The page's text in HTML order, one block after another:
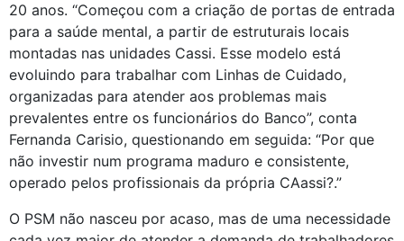
20 anos. “Começou com a criação de portas de entrada
para a saúde mental, a partir de estruturais locais
montadas nas unidades Cassi. Esse modelo está
evoluindo para trabalhar com Linhas de Cuidado,
organizadas para atender aos problemas mais
prevalentes entre os funcionários do Banco”, conta
Fernanda Carisio, questionando em seguida: “Por que
não investir num programa maduro e consistente,
operado pelos profissionais da própria CAassi?.”
O PSM não nasceu por acaso, mas de uma necessidade